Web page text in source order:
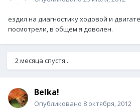
ездил на диагностику ходовой и
посмотрели, в общем я доволен.
2 месяца спустя...
Belka!
Опубликовано 8 октября, 2012